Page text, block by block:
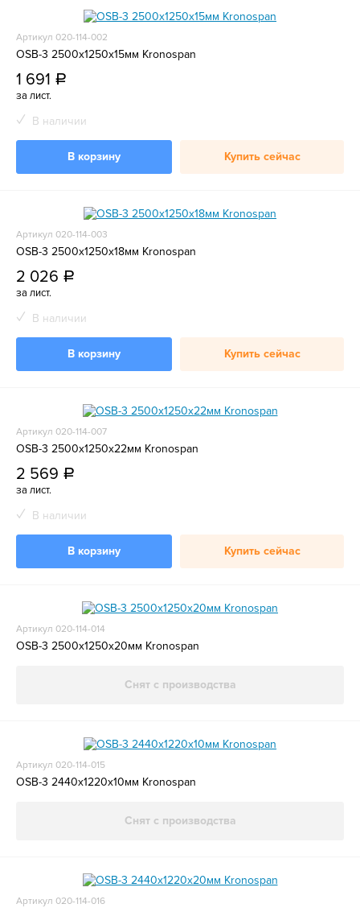
Артикул 020-114-002
OSB-3 2500х1250х15мм Kronospan
1 691 a
за лист.
В наличии
В корзину Купить сейчас
Артикул 020-114-003
OSB-3 2500х1250х18мм Kronospan
2 026 a
за лист.
В наличии
В корзину Купить сейчас
Артикул 020-114-007
OSB-3 2500х1250х22мм Kronospan
2 569 a
за лист.
В наличии
В корзину Купить сейчас
Артикул 020-114-014
OSB-3 2500х1250х20мм Kronospan
Снят с производства
Артикул 020-114-015
OSB-3 2440х1220х10мм Kronospan
Снят с производства
Артикул 020-114-016